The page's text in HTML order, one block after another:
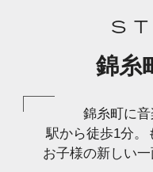
錦糸
錦糸町に音
駅から徒歩1分。
お子様の新しい一